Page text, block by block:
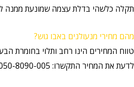
תקלה כלשהי בדלת עצמה שמונעת ממנה
מהם מחירי מנעולנים באבו גוש?
טווח המחירים הינו רחב ותלוי בחומרת
לדעת את המחיר התקשרו: 050-8090-005